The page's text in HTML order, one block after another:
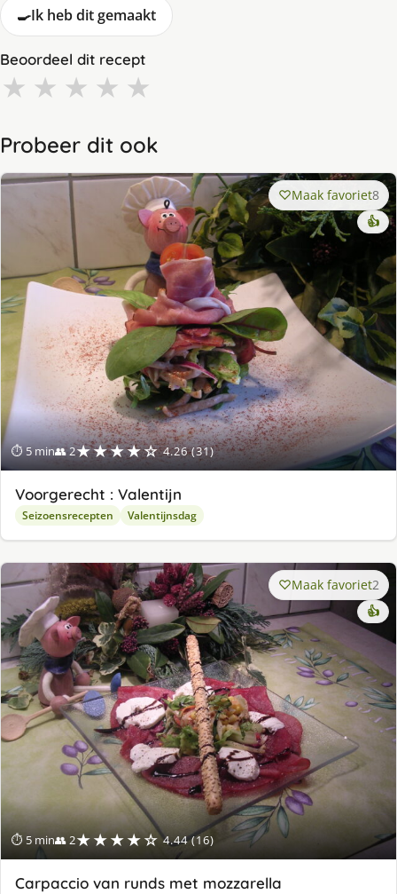
🍳Ik heb dit gemaakt
Beoordeel dit recept
★ ★ ★ ★ ★
Probeer dit ook
⏱ 5 min👥 2★★★★☆ 4.26 (31)
Maak favoriet8
👍
Voorgerecht : Valentijn
Seizoensrecepten Valentijnsdag
⏱ 5 min👥 2★★★★☆ 4.44 (16)
Maak favoriet2
👍
Carpaccio van runds met mozzarella